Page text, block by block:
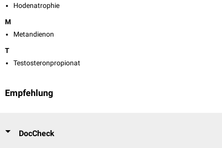
Hodenatrophie
M
Metandienon
T
Testosteronpropionat
Empfehlung
DocCheck